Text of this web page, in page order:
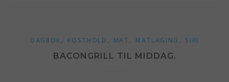
DAGBOK, KOSTHOLD , MAT , MATLAGING , SIRI
BACONGRILL TIL MIDDAG.